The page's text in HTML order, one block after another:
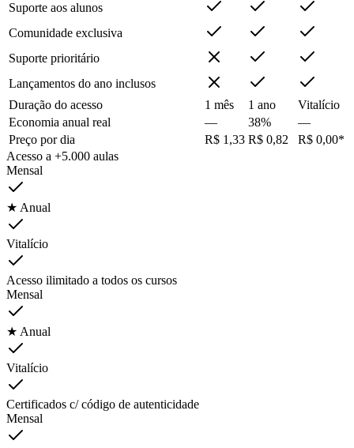
Suporte aos alunos
Comunidade exclusiva
Suporte prioritário
Lançamentos do ano inclusos
Duração do acesso
1 mês 1 ano
Vitalício
Economia anual real
— 38%
—
Preço por dia
R$ 1,33 R$ 0,82
R$ 0,00*
Acesso a +5.000 aulas
Mensal
★ Anual
Vitalício
Acesso ilimitado a todos os cursos
Mensal
★ Anual
Vitalício
Certificados c/ código de autenticidade
Mensal